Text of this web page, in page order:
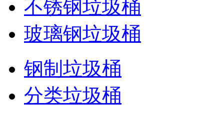
不锈钢垃圾桶
玻璃钢垃圾桶
钢制垃圾桶
分类垃圾桶